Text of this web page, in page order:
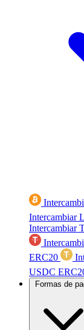
Intercambiar
Intercambiar
ERC20
USDC
Formas de